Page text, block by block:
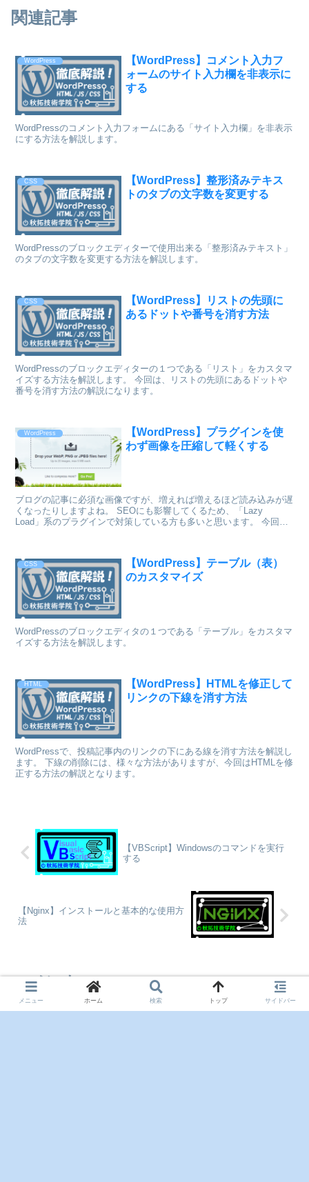
関連記事
WordPress
【WordPress】コメント入力フ
ォームのサイト入力欄を非表示に
する
WordPressのコメント入力フォームにある「サイト入力欄」を非表示
にする方法を解説します。
CSS
【WordPress】整形済みテキス
トのタブの文字数を変更する
WordPressのブロックエディターで使用出来る「整形済みテキスト」
のタブの文字数を変更する方法を解説します。
CSS
【WordPress】リストの先頭に
あるドットや番号を消す方法
WordPressのブロックエディターの１つである「リスト」をカスタマ
イズする方法を解説します。 今回は、リストの先頭にあるドットや
番号を消す方法の解説になります。
WordPress
【WordPress】プラグインを使
わず画像を圧縮して軽くする
ブログの記事に必須な画像ですが、増えれば増えるほど読み込みが遅
くなったりしますよね。 SEOにも影響してくるため、「Lazy
Load」系のプラグインで対策している方も多いと思います。 今回
CSS
【WordPress】テーブル（表）
のカスタマイズ
WordPressのブロックエディタの１つである「テーブル」をカスタマ
イズする方法を解説します。
HTML
【WordPress】HTMLを修正して
リンクの下線を消す方法
WordPressで、投稿記事内のリンクの下にある線を消す方法を解説し
ます。 下線の削除には、様々な方法がありますが、今回はHTMLを修
正する方法の解説となります。
【VBScript】Windowsのコマンドを実行
する
【Nginx】インストールと基本的な使用方
法
コメント
メニュー ホーム 検索 トップ サイドバー